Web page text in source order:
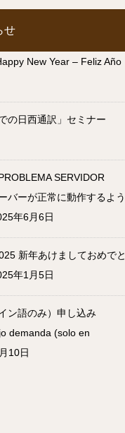
せ
New Year – Feliz Año
の日西通訳」セミナー
SERVIDOR
バーが正常に動作するよう
年6月6日
新年あけましておめでと
年1月5日
ン語のみ）申し込み
demanda (solo en
10日